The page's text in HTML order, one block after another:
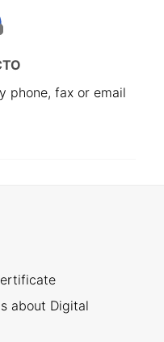
phone, fax or email
about Digital